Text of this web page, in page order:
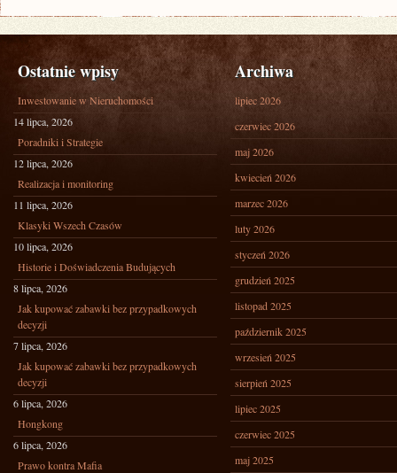
Ostatnie wpisy
Inwestowanie w Nieruchomości
14 lipca, 2026
Poradniki i Strategie
12 lipca, 2026
Realizacja i monitoring
11 lipca, 2026
Klasyki Wszech Czasów
10 lipca, 2026
Historie i Doświadczenia Budujących
8 lipca, 2026
Jak kupować zabawki bez przypadkowych
decyzji
7 lipca, 2026
Jak kupować zabawki bez przypadkowych
decyzji
6 lipca, 2026
Hongkong
6 lipca, 2026
Prawo kontra Mafia
Archiwa
lipiec 2026
czerwiec 2026
maj 2026
kwiecień 2026
marzec 2026
luty 2026
styczeń 2026
grudzień 2025
listopad 2025
październik 2025
wrzesień 2025
sierpień 2025
lipiec 2025
czerwiec 2025
maj 2025